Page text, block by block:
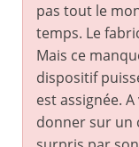
pas tout le
temps. Le
Mais ce
dispositif
est assignée.
donner sur un